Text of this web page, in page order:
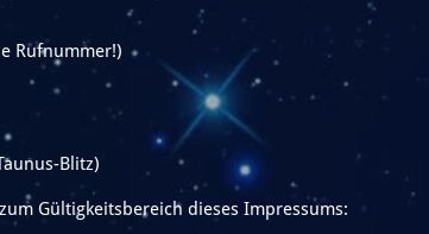
Rufnummer!)
Blitz)
Gültigkeitsbereich dieses Impressums: